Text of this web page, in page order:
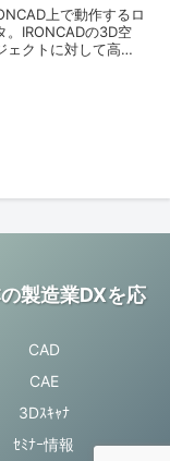
上で動作するロ
。IRONCADの3D空
ェクトに対して高精
製造業DXを応
CAD
CAE
3Dｽｷｬﾅ
ｾﾐﾅｰ情報